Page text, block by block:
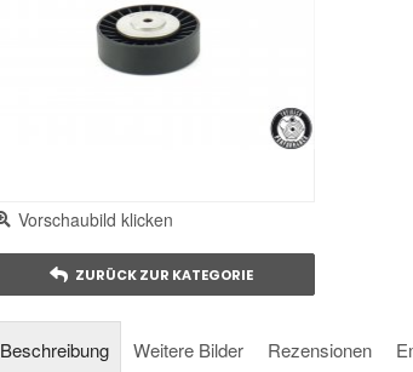
Vorschaubild klicken
ZURÜCK ZUR KATEGORIE
Beschreibung Weitere Bilder Rezensionen